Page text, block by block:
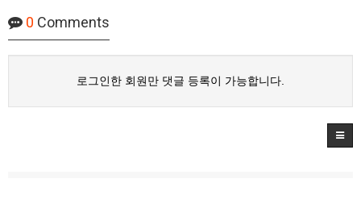
0 Comments
로그인한 회원만 댓글 등록이 가능합니다.